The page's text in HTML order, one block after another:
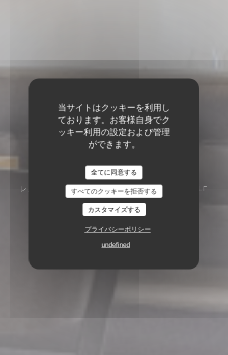
当サイトはクッキーを利用し
ております。お客様自身でク
ッキー利用の設定および管理
ができます。
全てに同意する
すべてのクッキーを拒否する
カスタマイズする
プライバシーポリシー
undefined
Le Sale Gosse
レストラン
7 RUE DU PRÉSIDENT DE GAULLE
85000 LA ROCHE SUR YON
Le Sale Gosse